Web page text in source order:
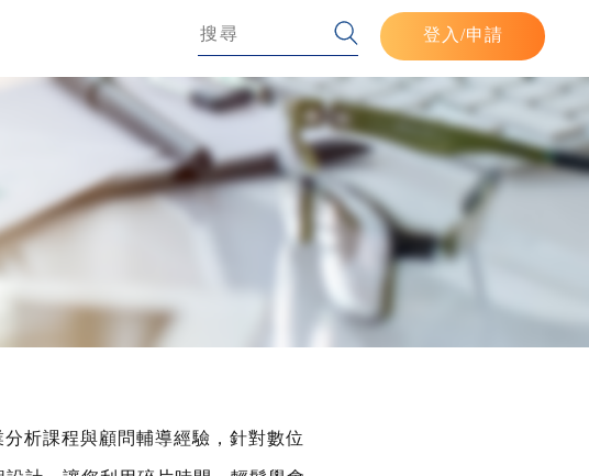
登入 /申請
析課程與顧問輔導經驗，針對數位